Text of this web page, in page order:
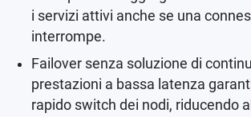
i servizi attivi anche se una
interrompe.
Failover senza soluzione di
prestazioni a bassa latenza
rapido switch dei nodi, riducendo